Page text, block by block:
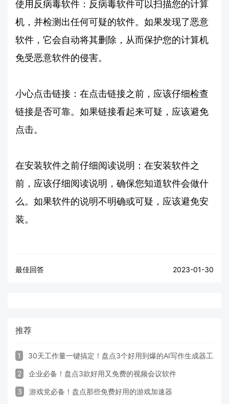
使用反病毒软件：反病毒软件可以扫描您的计算
机，并检测出任何可疑的软件。如果发现了恶意
软件，它会自动将其删除，从而保护您的计算机
免受恶意软件的侵害。
小心点击链接：在点击链接之前，应该仔细检查
链接是否可靠。如果链接看起来可疑，应该避免
点击。
在安装软件之前仔细阅读说明：在安装软件之
前，应该仔细阅读说明，确保您知道软件会做什
么。如果软件的说明不明确或可疑，应该避免安
装。
最佳回答 2023-01-30
推荐
1 30天工作量一键搞定！盘点3个好用到爆的AI写作生成器工具
2 企业必备！盘点3款好用又免费的视频会议软件
3 游戏党必备！盘点那些免费好用的游戏加速器